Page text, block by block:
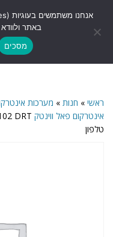
תפריט
ראשי » חנות » מערכות
אינטרקום פאל ווינטק PalWintec
טלפון
באתר
מסכים